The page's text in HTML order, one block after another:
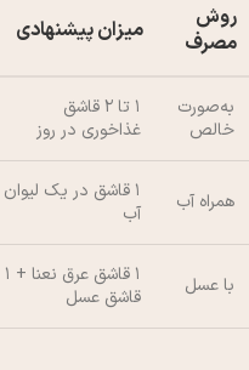
روش
مصرف
میزان پیشنهادی
به‌صورت
خالص
۱ تا ۲ قاشق
غذاخوری در روز
همراه آب
۱ قاشق در یک لیوان
آب
با عسل
۱ قاشق عرق نعنا + ۱
قاشق عسل